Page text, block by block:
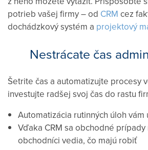
potrieb vašej firmy – od CRM cez
dochádzkový systém a projektový
Nestrácate čas
Šetrite čas a automatizujte procesy
investujte radšej svoj čas do rastu
Automatizácia rutinných úloh
Vďaka CRM sa obchodné prípady
obchodníci vedia, čo majú robiť